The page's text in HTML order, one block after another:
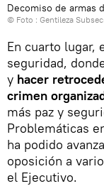
Decomiso de armas
© Foto : Gentileza
En cuarto lugar,
seguridad,
y hacer
crimen
más paz y
Problemáticas
ha podido
oposición a
el Ejecutivo.